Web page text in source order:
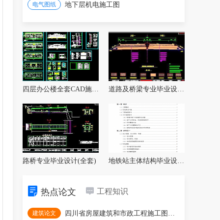
电气图纸 地下层机电施工图
四层办公楼全套CAD施工图纸 道路及桥梁专业毕业设计全套
路桥专业毕业设计(全套) 地铁站主体结构毕业设计（含开题报告、任务
热点论文 工程知识
建筑论文 四川省房屋建筑和市政工程施工图审查疑难问题解析